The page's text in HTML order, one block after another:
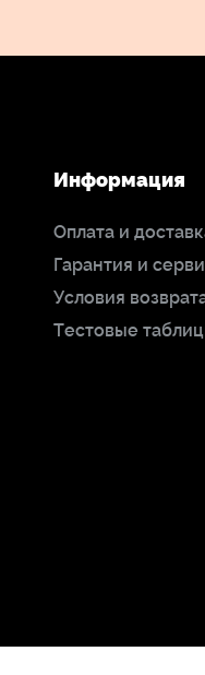
Информация
Оплата и
Гарантия и
Условия
Тестовые